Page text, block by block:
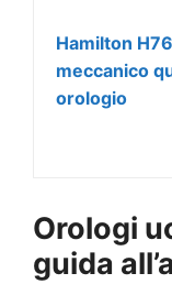
Hamilton
meccanico
orologio
Orologi
guida